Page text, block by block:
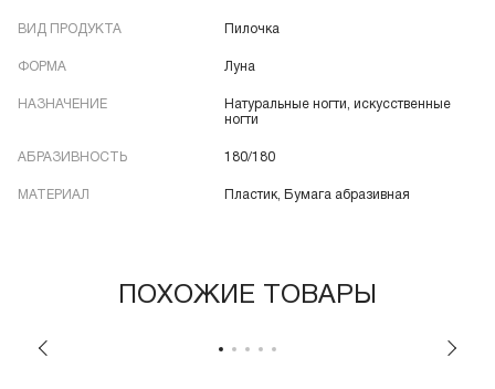
ВИД ПРОДУКТА Пилочка
ФОРМА Луна
НАЗНАЧЕНИЕ
Натуральные ногти, искусственные
ногти
АБРАЗИВНОСТЬ 180/180
МАТЕРИАЛ Пластик, Бумага абразивная
ПОХОЖИЕ ТОВАРЫ